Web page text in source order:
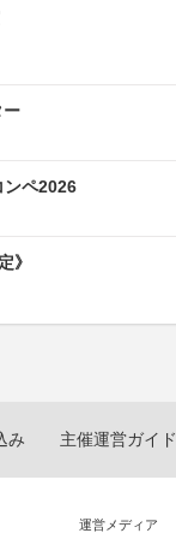
ンペ2026
》
み 主催運営ガイド
運営メディア